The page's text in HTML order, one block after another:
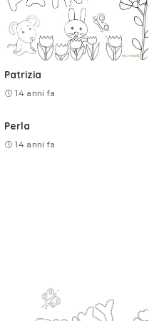
Patrizia
14 anni fa
Perla
14 anni fa